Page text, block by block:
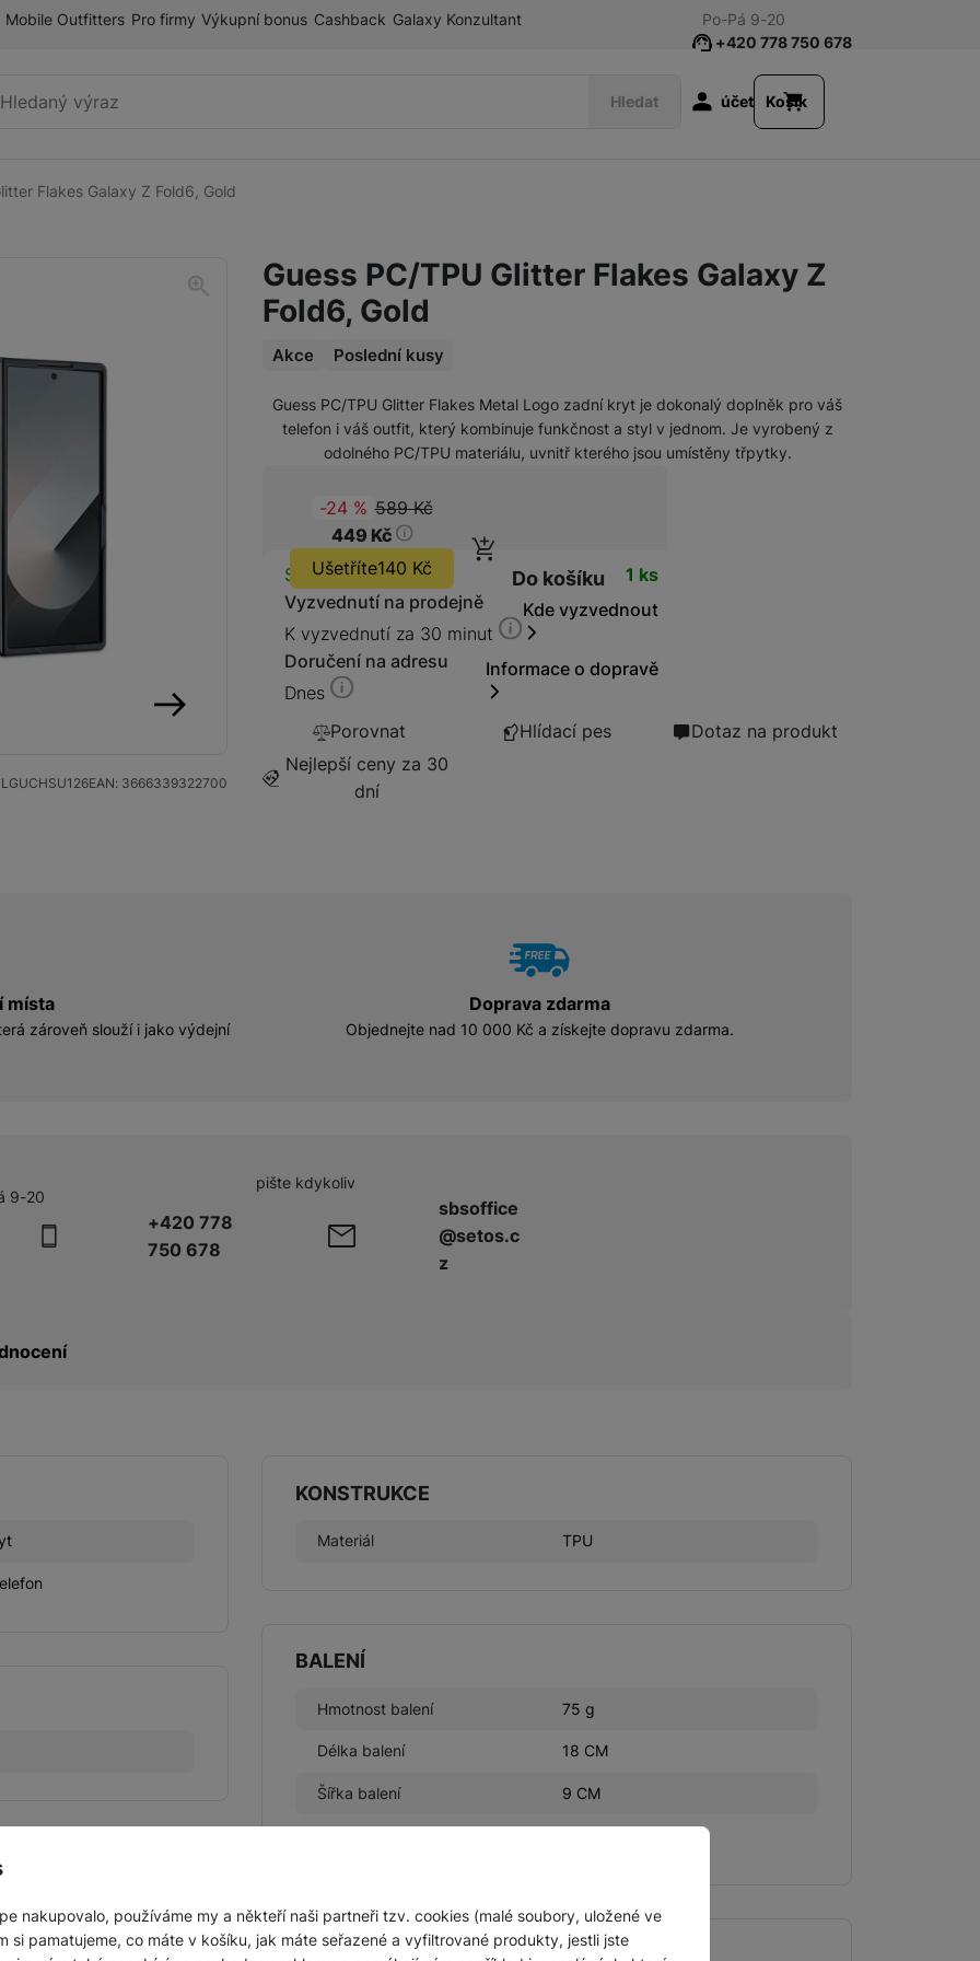
nakupovalo, používáme my a někteří naši partneři tzv. cookies (malé soubory, uložené ve
si pamatujeme, co máte v košíku, jak máte seřazené a vyfiltrované produkty, jestli jste
Mobile Outfitters Pro firmy Výkupní bonus Cashback Galaxy Konzultant
Vyhledávání Hledat
Příslušenství k mobilnímu
Fólie a tvrzená skla Klávesnice
Příslušenství k chytrým
Nabíječky k chytrým hodinkám Nabíječky
Síťové nabíječky
Kabely a redukce Powerbanky
Flash disky a SSD disky
+420 778 750 678
Po-Pá 9-20
Uživatelská
účet Košík
Flakes Galaxy Z Fold6, Gold
Guess PC/TPU Glitter Flakes Galaxy Z
Fold6, Gold
Akce Poslední kusy
Guess PC/TPU Glitter Flakes Metal Logo zadní kryt je dokonalý doplněk pro váš
telefon i váš outfit, který kombinuje funkčnost a styl v jednom. Je vyrobený z
odolného PC/TPU materiálu, uvnitř kterého jsou umístěny třpytky.
Původní cena
(
-24% 589Kč
Ušetříte140 Kč
449 Kč
Do košíku
Dostupnost
Skladem
1 ks
Vyzvednutí na prodejně
K vyzvednutí za 30 minut
Kde vyzvednout
Doručení na adresu
Dnes
Informace o dopravě
Porovnat Hlídací pes
Dotaz na produkt
Nejlepší ceny za 30
dní
EAN: 3666339322700
místa
zároveň slouží i jako výdejní
Doprava zdarma
Objednejte nad 10 000 Kč a získejte dopravu zdarma.
9-20
+420 778
750 678
pište kdykoliv
sbsoffice
@setos.c
z
KONSTRUKCE
Materiál TPU
BALENÍ
Hmotnost balení 75 g
Délka balení 18 CM
Šířka balení 9 CM
Obsah balení